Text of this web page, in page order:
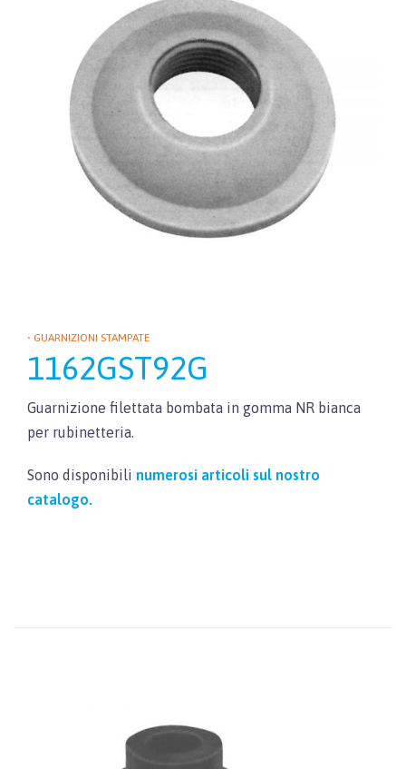
• GUARNIZIONI STAMPATE
1162GST92G
Guarnizione filettata bombata in gomma NR bianca
per rubinetteria.
Sono disponibili numerosi articoli sul nostro
catalogo.